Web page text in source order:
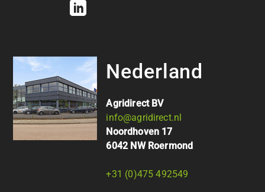
Nederland
Agridirect BV
info@agridirect.nl
Noordhoven 17
6042 NW Roermond
+31 (0)475 492549